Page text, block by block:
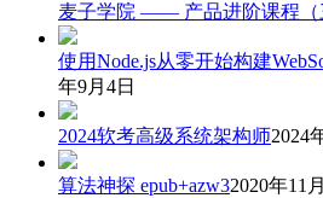
麦子学院 —— 产品进阶课程（
使用Node.js从零开始构建
年9月4日
2024软考高级系统架构师2024
算法神探 epub+azw32020年11